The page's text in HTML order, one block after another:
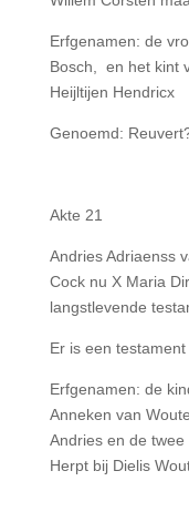
Erfgenamen: de
Bosch, en het kint
Heijltijen Hendricx
Genoemd:
Akte 21
Andries Adriaenss
Cock nu X Maria
langstlevende
Er is een
Erfgenamen: de
Anneken van
Andries en de
Herpt bij Dielis